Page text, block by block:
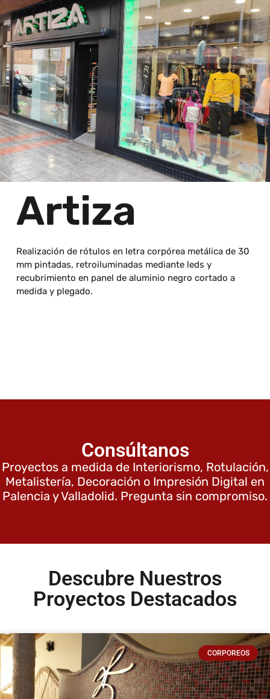
Artiza
Realización de rótulos en letra corpórea metálica de 30
mm pintadas, retroiluminadas mediante leds y
recubrimiento en panel de aluminio negro cortado a
medida y plegado.
Consúltanos
Proyectos a medida de Interiorismo, Rotulación,
Metalistería, Decoración o Impresión Digital en
Palencia y Valladolid. Pregunta sin compromiso.
Descubre Nuestros
Proyectos Destacados
CORPOREOS